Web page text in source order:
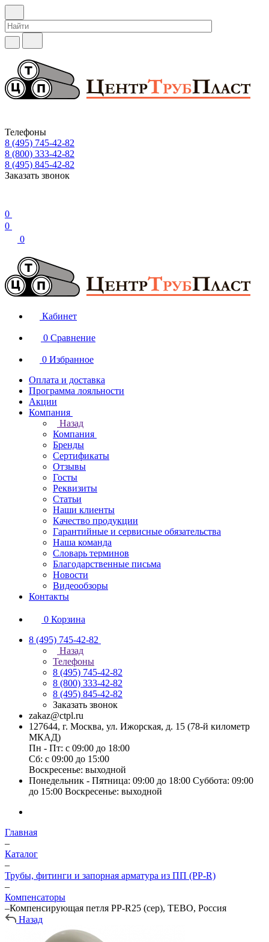
Телефоны
8 (495) 745-42-82
8 (800) 333-42-82
8 (495) 845-42-82
Заказать звонок
0
0
0
Кабинет
0 Сравнение
0 Избранное
Оплата и доставка
Программа лояльности
Акции
Компания
Назад
Компания
Бренды
Сертификаты
Отзывы
Госты
Реквизиты
Статьи
Наши клиенты
Качество продукции
Гарантийные и сервисные обязательства
Наша команда
Словарь терминов
Благодарственные письма
Новости
Видеообзоры
Контакты
0 Корзина
8 (495) 745-42-82
Назад
Телефоны
8 (495) 745-42-82
8 (800) 333-42-82
8 (495) 845-42-82
Заказать звонок
zakaz@ctpl.ru
127644, г. Москва, ул. Ижорская, д. 15 (78-й километр
МКАД)
Пн - Пт: с 09:00 до 18:00
Сб: с 09:00 до 15:00
Воскресенье: выходной
Понедельник - Пятница: 09:00 до 18:00 Суббота: 09:00
до 15:00 Воскресенье: выходной
Главная
–
Каталог
–
Трубы, фитинги и запорная арматура из ПП (PP-R)
–
Компенсаторы
–Компенсирующая петля PP-R25 (сер), TEBO, Россия
Назад